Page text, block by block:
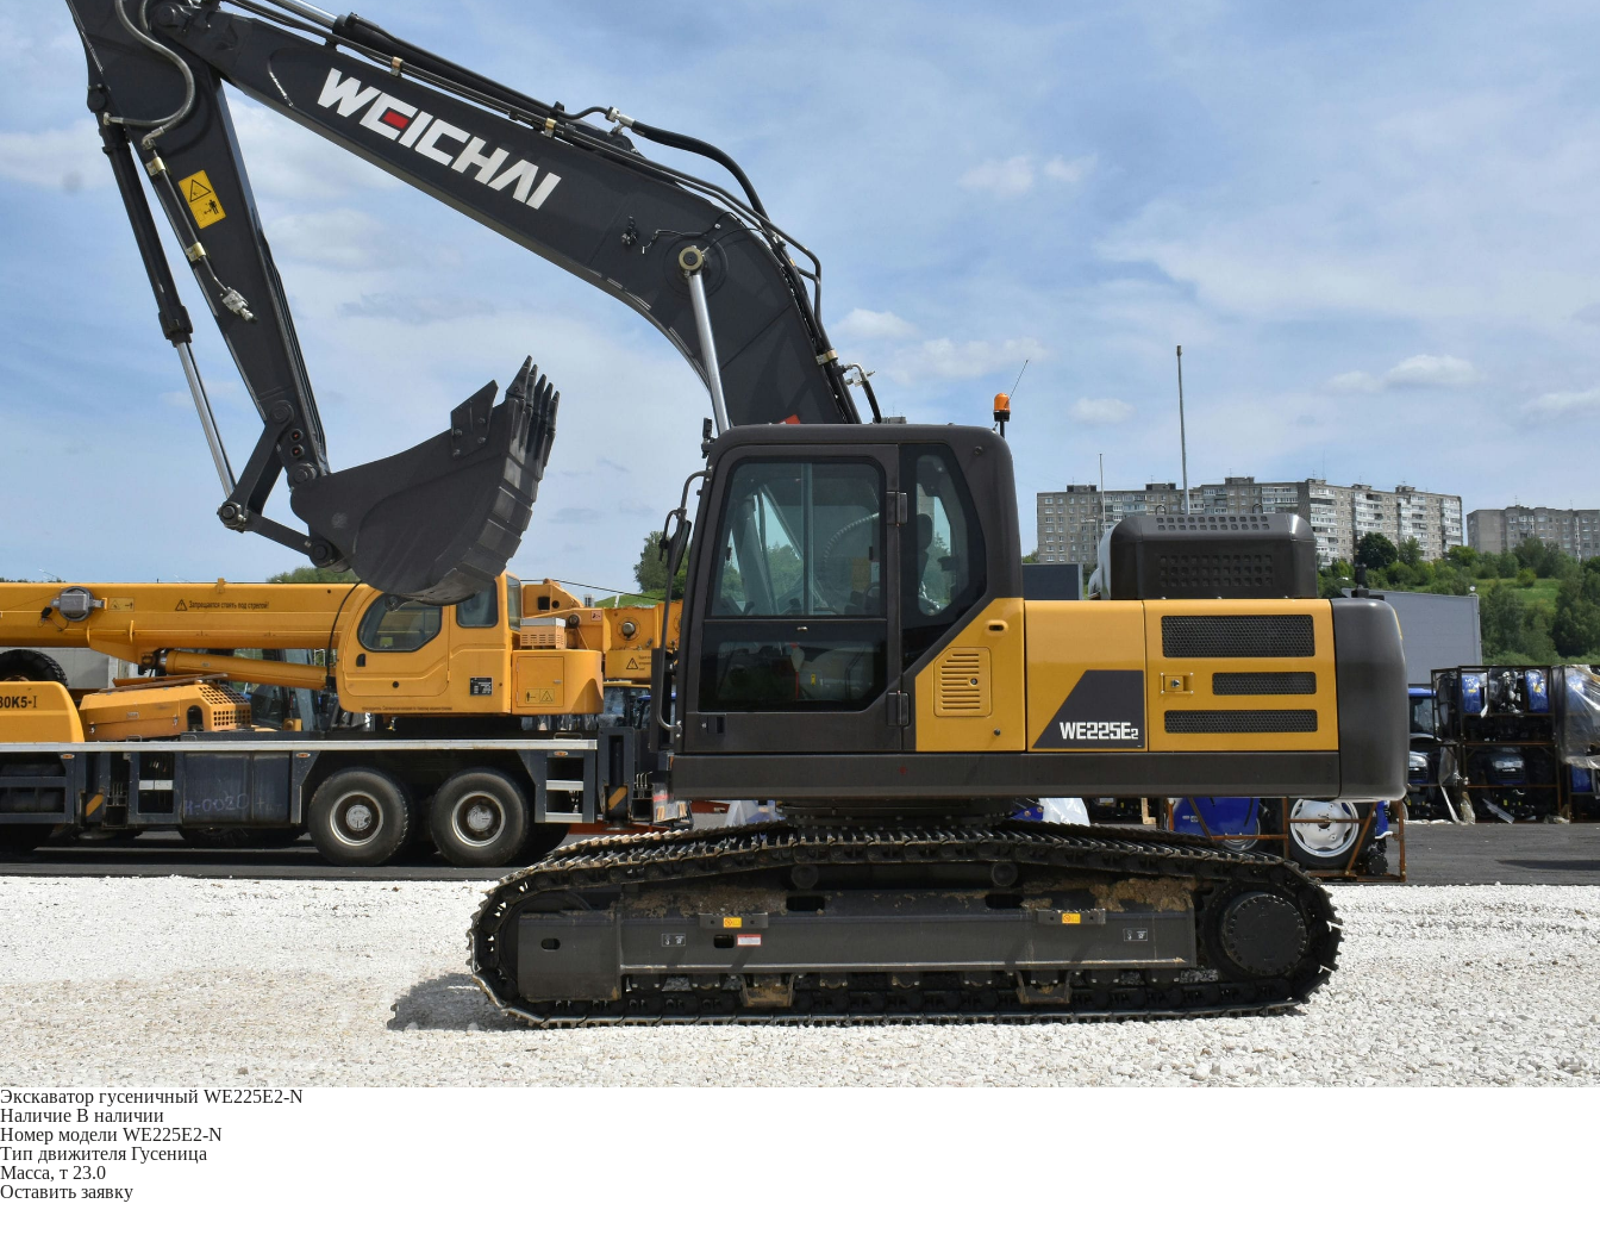
Экскаватор гусеничный WE225Е2-N
Наличие В наличии
Номер модели WE225Е2-N
Тип движителя Гусеница
Масса, т 23.0
Оставить заявку